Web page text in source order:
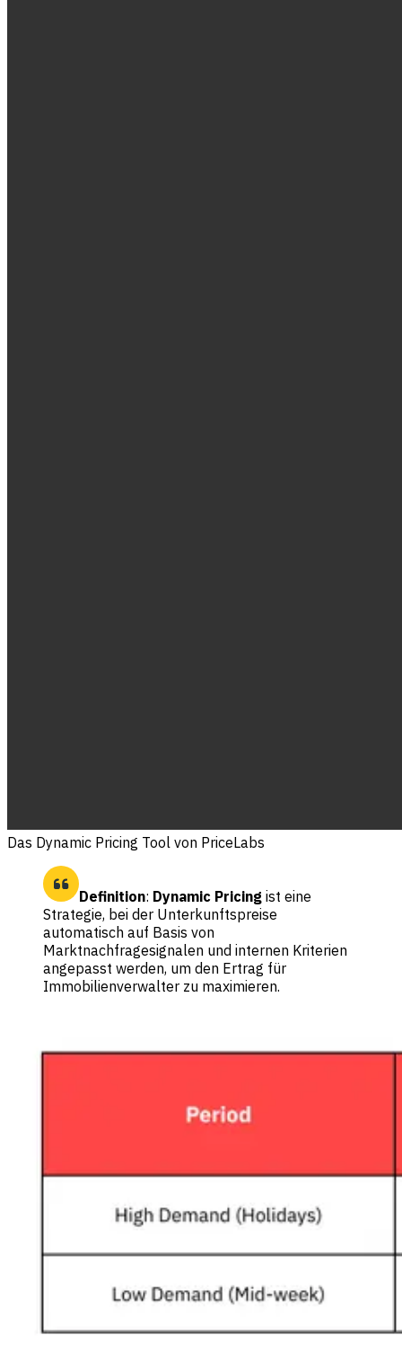
Das Dynamic Pricing Tool von PriceLabs
Definition: Dynamic Pricing ist eine
Strategie, bei der Unterkunftspreise
automatisch auf Basis von
Marktnachfragesignalen und internen Kriterien
angepasst werden, um den Ertrag für
Immobilienverwalter zu maximieren.